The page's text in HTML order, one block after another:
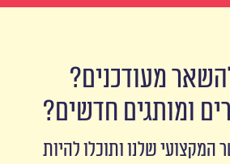
מעודכנים?
ומותגים חדשים?
המקצועי שלנו ותוכלו להיות